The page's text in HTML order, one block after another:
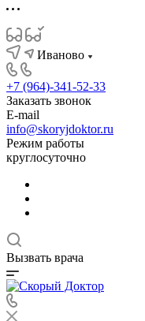
Иваново
+7 (964)-341-52-33
Заказать звонок
E-mail
info@skoryjdoktor.ru
Режим работы
круглосуточно
Вызвать врача